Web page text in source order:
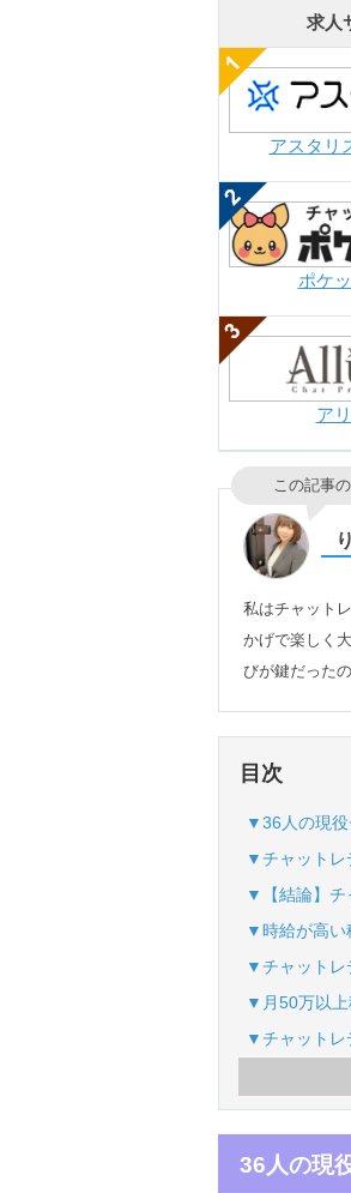
求人
アスタリ
ポケ
ア
この記事
私はチャット
かげで楽しく
びが鍵だった
目次
▼36人の現役
▼チャットレ
▼【結論】チ
▼時給が高い
▼チャットレ
▼月50万以上
▼チャットレ
36人の現